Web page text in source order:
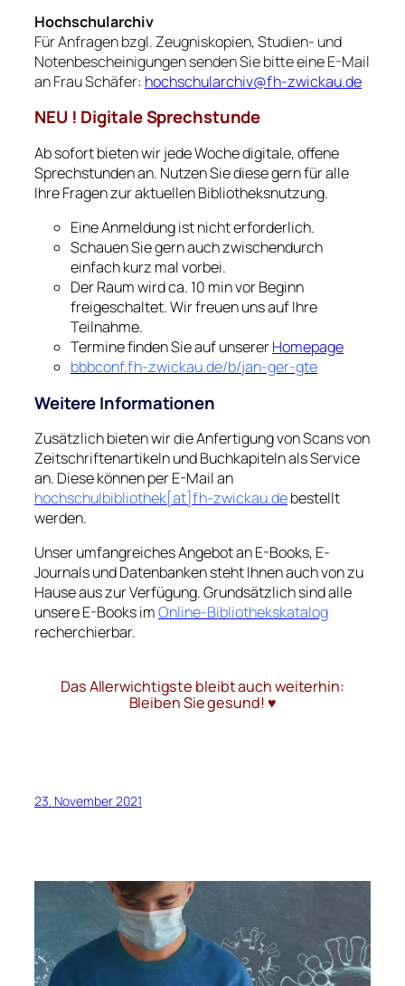
Hochschularchiv
Für Anfragen bzgl. Zeugniskopien, Studien- und
Notenbescheinigungen senden Sie bitte eine E-Mail
an Frau Schäfer: hochschularchiv@fh-zwickau.de
NEU ! Digitale Sprechstunde
Ab sofort bieten wir jede Woche digitale, offene
Sprechstunden an. Nutzen Sie diese gern für alle
Ihre Fragen zur aktuellen Bibliotheksnutzung.
Eine Anmeldung ist nicht erforderlich.
Schauen Sie gern auch zwischendurch
einfach kurz mal vorbei.
Der Raum wird ca. 10 min vor Beginn
freigeschaltet. Wir freuen uns auf Ihre
Teilnahme.
Termine finden Sie auf unsererHomepage
bbbconf.fh-zwickau.de/b/jan-ger-gte
Weitere Informationen
Zusätzlich bieten wir die Anfertigung von Scans von
Zeitschriftenartikeln und Buchkapiteln als Service
an. Diese können per E-Mail an
hochschulbibliothek[at]fh-zwickau.debestellt
werden.
Unser umfangreiches Angebot an E-Books, E-
Journals und Datenbanken steht Ihnen auch von zu
Hause aus zur Verfügung. Grundsätzlich sind alle
unsere E-Books imOnline-Bibliothekskatalog
recherchierbar.
Das Allerwichtigste bleibt auch weiterhin:
Bleiben Sie gesund! ♥
23. November 2021